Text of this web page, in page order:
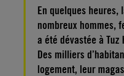
En quelques heures,
nombreux hommes,
a été dévastée à
Des milliers
logement, leur